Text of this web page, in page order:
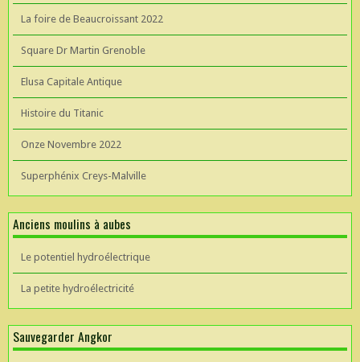
La foire de Beaucroissant 2022
Square Dr Martin Grenoble
Elusa Capitale Antique
Histoire du Titanic
Onze Novembre 2022
Superphénix Creys-Malville
Anciens moulins à aubes
Le potentiel hydroélectrique
La petite hydroélectricité
Sauvegarder Angkor